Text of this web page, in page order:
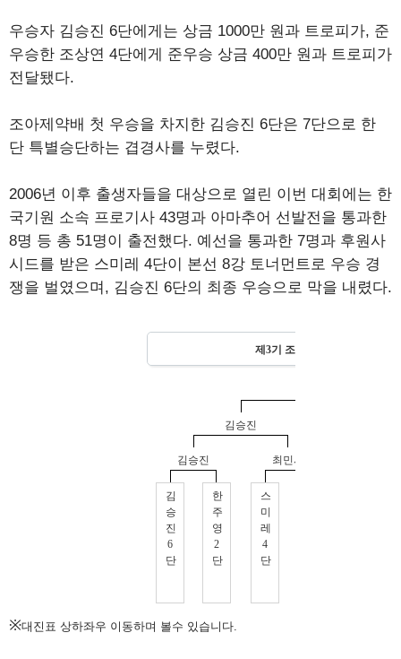
우승자 김승진 6단에게는 상금 1000만 원과 트로피가, 준
우승한 조상연 4단에게 준우승 상금 400만 원과 트로피가
전달됐다.
조아제약배 첫 우승을 차지한 김승진 6단은 7단으로 한
단 특별승단하는 겹경사를 누렸다.
2006년 이후 출생자들을 대상으로 열린 이번 대회에는 한
국기원 소속 프로기사 43명과 아마추어 선발전을 통과한
8명 등 총 51명이 출전했다. 예선을 통과한 7명과 후원사
시드를 받은 스미레 4단이 본선 8강 토너먼트로 우승 경
쟁을 벌였으며, 김승진 6단의 최종 우승으로 막을 내렸다.
※대진표 상하좌우 이동하며 볼수 있습니다.